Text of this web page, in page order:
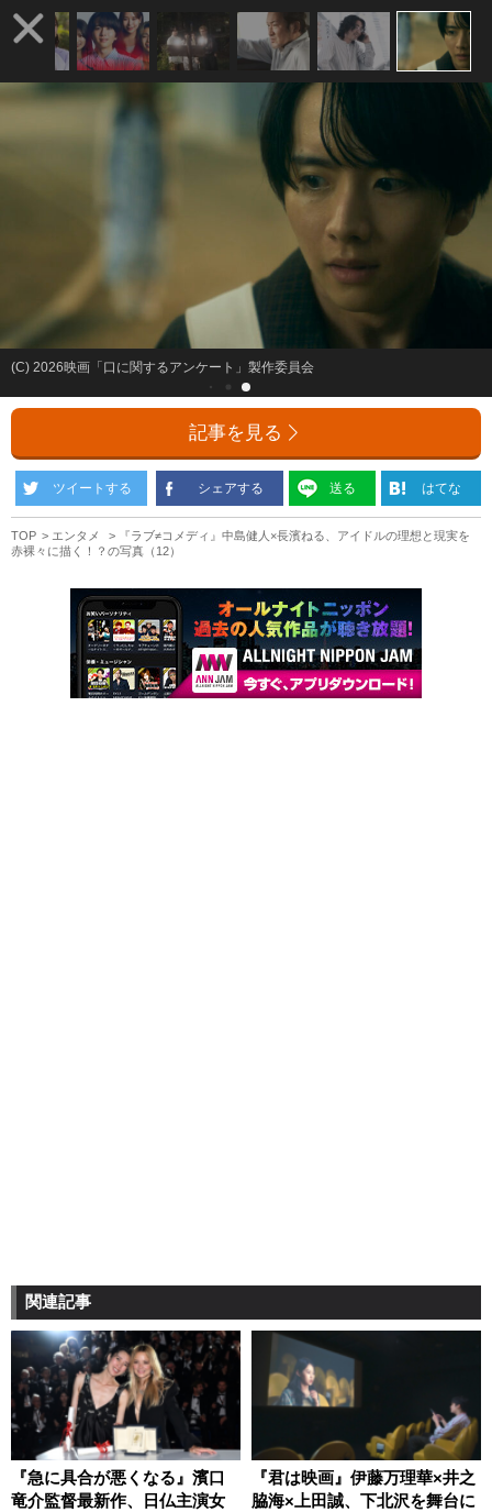
(C) 2026映画「口に関するアンケート」製作委員会
記事を見る
ツイートする シェアする 送る はてな
TOP エンタメ
『ラブ≠コメディ』中島健人×長濱ねる、アイドルの理想と現実を
赤裸々に描く！？の写真（12）
関連記事
『急に具合が悪くなる』濱口
竜介監督最新作、日仏主演女
『君は映画』伊藤万理華×井之
脇海×上田誠、下北沢を舞台に